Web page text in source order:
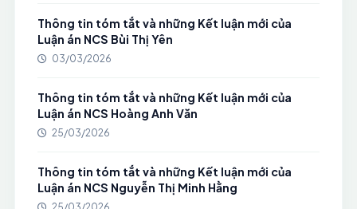
Thông tin tóm tắt và những Kết luận mới của
Luận án NCS Bùi Thị Yên
03/03/2026
Thông tin tóm tắt và những Kết luận mới của
Luận án NCS Hoàng Anh Văn
25/03/2026
Thông tin tóm tắt và những Kết luận mới của
Luận án NCS Nguyễn Thị Minh Hằng